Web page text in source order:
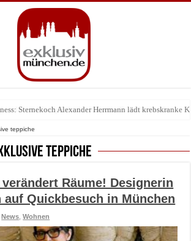
Sternekoch Alexander Herrmann lädt krebskranke
zum Treffpunkt der Lingerie-Branche wurde
teppiche
teppiche
Räume! Designerin
auf Quickbesuch in München
News ,Wohnen